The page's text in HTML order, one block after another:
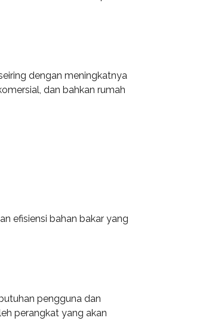
dengan meningkatnya
dan bahkan rumah
efisiensi bahan bakar yang
pengguna dan
perangkat yang akan